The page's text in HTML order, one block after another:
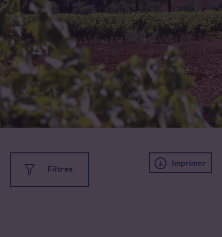
Filtres
Imprimer
Toutes les appellations
Coteaux d'Aix-en-Provence
Coteaux Varois en Provence
Côtes de Provence
Côtes de Provence Fréjus
Côtes de Provence Notre Dame des Anges